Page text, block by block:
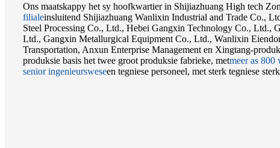
Ons maatskappy het sy hoofkwartier in Shijiazhuang High tech
filialeinsluitend Shijiazhuang Wanlixin Industrial and Trade Co.,
Steel Processing Co., Ltd., Hebei Gangxin Technology Co., Ltd.,
Ltd., Gangxin Metallurgical Equipment Co., Ltd., Wanlixin
Transportation, Anxun Enterprise Management en Xingtang-
produksie basis het twee groot produksie fabrieke, metmeer as 800
senior ingenieursweseen tegniese personeel, met sterk tegniese